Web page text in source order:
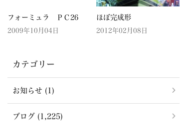
フォーミュラ ＰＣ26
2009年10月04日
ほぼ完成形
2012年02月08日
カテゴリー
お知らせ (1)
ブログ (1,225)